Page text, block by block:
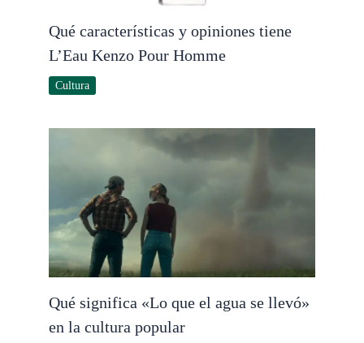
Qué características y opiniones tiene
L’Eau Kenzo Pour Homme
Cultura
Qué significa «Lo que el agua se llevó»
en la cultura popular